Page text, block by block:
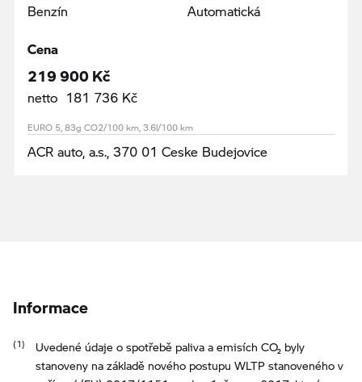
Benzín
Automatická
Cena
219 900 Kč
netto 181 736 Kč
EURO 5, 83g CO2/100 km, 3.6l/100 km
ACR auto, a.s., 370 01 Ceske Budejovice
Informace
Uvedené údaje o spotřebě paliva a emisích CO₂ byly
stanoveny na základě nového postupu WLTP stanoveného v